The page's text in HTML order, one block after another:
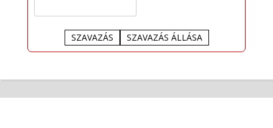
SZAVAZÁS SZAVAZÁS ÁLLÁSA